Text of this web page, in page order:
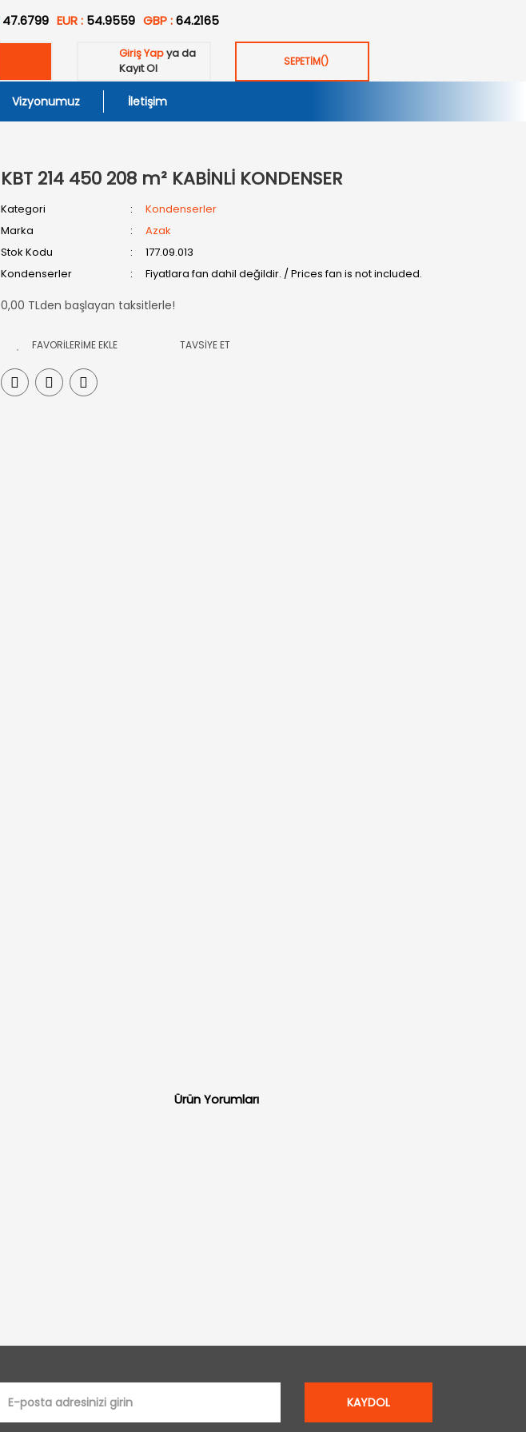
47.6799 EUR : 54.9559 GBP :64.2165
Giriş Yapya da
Kayıt Ol
SEPETİM()
Vizyonumuz İletişim
KBT 214 450 208 m² KABİNLİ KONDENSER
Kategori
Kondenserler
Marka
Azak
Stok Kodu
177.09.013
Kondenserler
Fiyatlara fan dahil değildir. / Prices fan is not included.
0,00 TLden başlayan taksitlerle!
TAVSİYE ET
Ürün Yorumları
KAYDOL